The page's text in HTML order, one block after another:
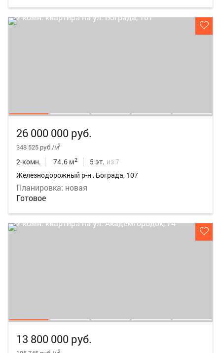
26 000 000 руб.
348 525 руб./м2
2-комн. 74.6 м2 5 эт. из 7
Железнодорожный р-н , Бограда, 107
Планировка: новая
Готовое
13 800 000 руб.
2